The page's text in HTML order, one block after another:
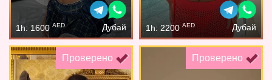
1h: 1600 AED Дубай 1h: 2200 AED Дубай
Проверено Проверено